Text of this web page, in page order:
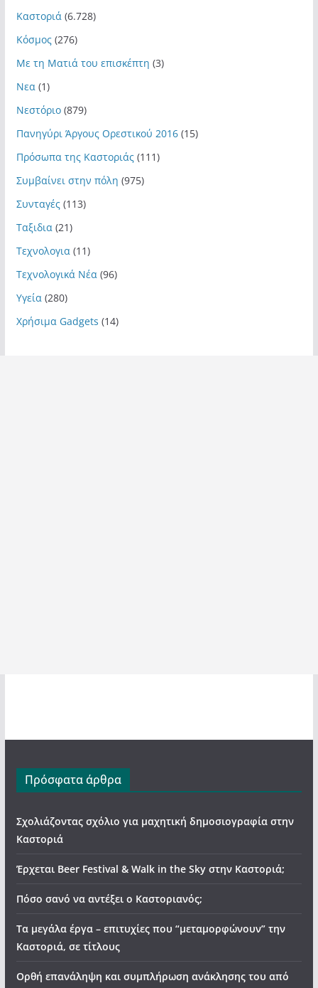
Καστοριά (6.728)
Κόσμος(276)
Με τη Ματιά του επισκέπτη (3)
Νεα (1)
Νεστόριο(879)
Πανηγύρι Άργους Ορεστικού 2016(15)
Πρόσωπα της Καστοριάς(111)
Συμβαίνει στην πόλη (975)
Συνταγές(113)
Ταξιδια (21)
Τεχνολογια (11)
Τεχνολογικά Νέα (96)
Υγεία (280)
Χρήσιμα Gadgets (14)
Πρόσφατα άρθρα
Σχολιάζοντας σχόλιο για μαχητική δημοσιογραφία στην
Καστοριά
Έρχεται Beer Festival & Walk in the Sky στην Καστοριά;
Πόσο σανό να αντέξει ο Καστοριανός;
Τα μεγάλα έργα – επιτυχίες που “μεταμορφώνουν” την
Καστοριά, σε τίτλους
Ορθή επανάληψη και συμπλήρωση ανάκλησης του από